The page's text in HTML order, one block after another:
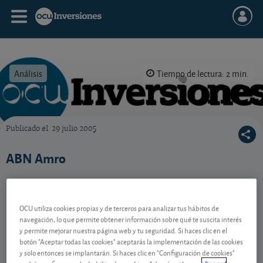
Análisis Tiempo de lectura: 2 min.
Publicado el 29 julio 2005
ABN Amro
Contenido reservado a SOCIOS
Gestiona tu dinero con visión
OCU utiliza cookies propias y de terceros para analizar tus hábitos de
navegación, lo que permite obtener información sobre qué te suscita interés
y permite mejorar nuestra página web y tu seguridad. Si haces clic en el
botón "Aceptar todas las cookies" aceptarás la implementación de las cookies
y solo entonces se implantarán. Si haces clic en "Configuración de cookies"